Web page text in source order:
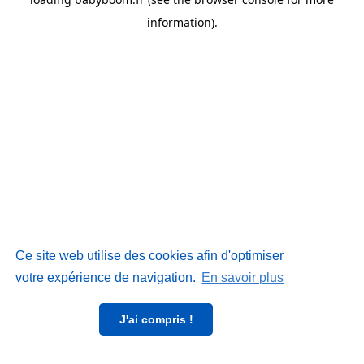
Ce site web utilise des cookies afin d'optimiser
votre expérience de navigation. En savoir plus
J'ai compris !
information).